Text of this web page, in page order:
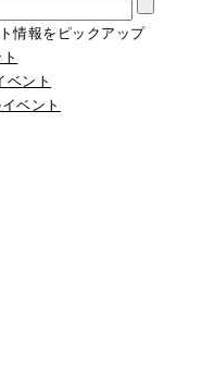
情報をピックアップ
ベント
ベント